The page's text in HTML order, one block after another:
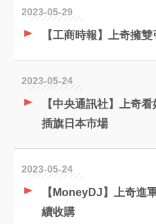
2023-05-29
【工商時報】上奇擁
2023-05-24
【中央通訊社】上奇
插旗日本市場
2023-05-24
【MoneyDJ】上奇進
續收購